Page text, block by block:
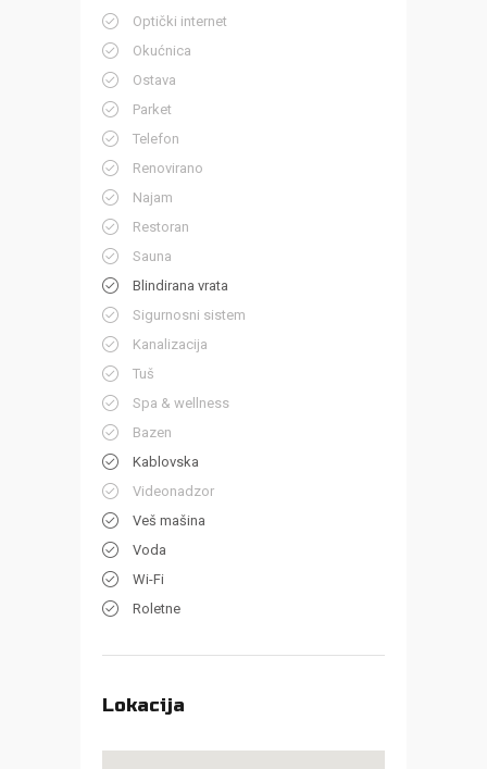
Optički internet
Okućnica
Ostava
Parket
Telefon
Renovirano
Najam
Restoran
Sauna
Blindirana vrata
Sigurnosni sistem
Kanalizacija
Tuš
Spa & wellness
Bazen
Kablovska
Videonadzor
Veš mašina
Voda
Wi-Fi
Roletne
Lokacija